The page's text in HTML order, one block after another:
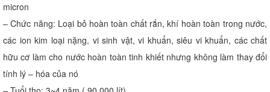
micron
– Chức năng: Loại bỏ hoàn toàn chất rắn, khí hoàn toàn trong nước,
các ion kim loại nặng, vi sinh vật, vi khuẩn, siêu vi khuẩn, các chất
hữu cơ làm cho nước hoàn toàn tinh khiết nhưng không làm thay đổi
tính lý – hóa của nó